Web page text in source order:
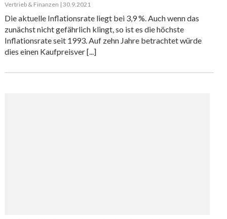
Vertrieb & Finanzen | 30.9.2021
Die aktuelle Inflationsrate liegt bei 3,9 %. Auch wenn das
zunächst nicht gefährlich klingt, so ist es die höchste
Inflationsrate seit 1993. Auf zehn Jahre betrachtet würde
dies einen Kaufpreisver [...]